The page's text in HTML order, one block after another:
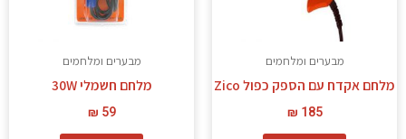
מבערים ומלחמים
מלחם אקדח עם הספק כפול Zico
₪ 185
מבערים ומלחמים
מלחם חשמלי 30W
₪ 59